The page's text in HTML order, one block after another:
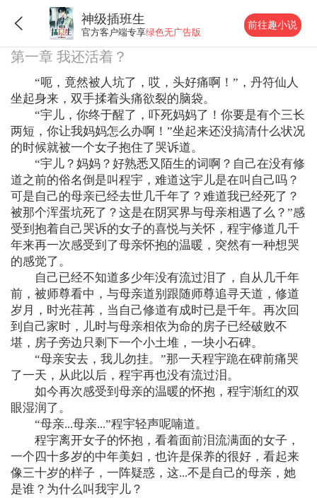
神级插班生
官方客户端专享绿色无广告版
前往趣小说
第一章 我还活着？
“呃，竟然被人坑了，哎，头好痛啊！”，丹符仙人
坐起身来，双手揉着头痛欲裂的脑袋。
“宇儿，你终于醒了，吓死妈妈了！你要是有个三长
两短，你让我妈妈怎么办啊！”坐起来还没搞清什么状况
的时候就被一个女子抱住了哭诉道。
“宇儿？妈妈？好熟悉又陌生的词啊？自己在没有修
道之前的俗名倒是叫程宇，难道这宇儿是在叫自己吗？
可是自己的母亲已经去世几千年了？难道我已经死了？
被那个浑蛋坑死了？这是在阴冥界与母亲相遇了么？”感
受到抱着自己哭诉的女子的喜悦与关怀，程宇修道几千
年来再一次感受到了母亲怀抱的温暖，突然有一种想哭
的感觉了。
自己已经不知道多少年没有流过泪了，自从几千年
前，被师尊看中，与母亲道别跟随师尊追寻天道，修道
岁月，时光荏苒，当自己修道有成时已是千年。再次回
到自己家时，儿时与母亲相依为命的房子已经破败不
堪，房子旁边只剩下一个小土堆，一块小石碑。
“母亲安去，我儿勿挂。”那一天程宇跪在碑前痛哭
了一天，从此以后，程宇再也没有流过泪。
如今再次感受到母亲的温暖的怀抱，程宇渐红的双
眼湿润了。
“母亲...母亲...”程宇轻声呢喃道。
程宇离开女子的怀抱，看着面前泪流满面的女子，
一个四十多岁的中年美妇，也许是保养的很好，看起来
像三十岁的样子，一阵疑惑，这...不是自己的母亲，她
是谁？为什么叫我宇儿？